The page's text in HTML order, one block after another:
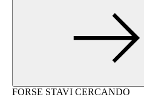
FORSE STAVI CERCANDO